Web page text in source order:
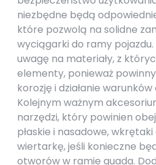
niezbędne będą
które pozwolą na solidne
wyciągarki do ramy
uwagę na materiały, z
elementy, ponieważ
korozję i działanie
Kolejnym ważnym
narzędzi, który powinien
płaskie i nasadowe,
wiertarkę, jeśli konieczne
otworów w ramie quada.